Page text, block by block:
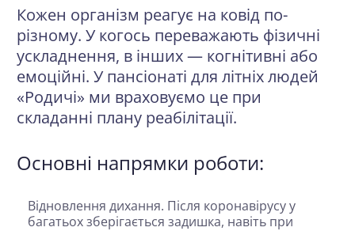
Кожен організм реагує на ковід по-
різному. У когось переважають фізичні
ускладнення, в інших — когнітивні або
емоційні. У пансіонаті для літніх людей
«Родичі» ми враховуємо це при
складанні плану реабілітації.
Основні напрямки роботи:
Відновлення дихання. Після коронавірусу у
багатьох зберігається задишка, навіть при